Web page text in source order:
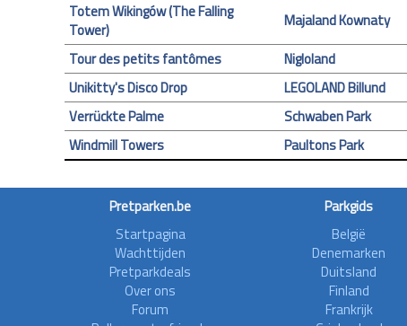
Totem Wikingów (The Falling
Tower)
Majaland Kownaty
Tour des petits fantômes
Nigloland
Unikitty's Disco Drop
LEGOLAND Billund
Verrückte Palme
Schwaben Park
Windmill Towers
Paultons Park
Pretparken.be
Startpagina
Wachttijden
Pretparkdeals
Over ons
Forum
Parkgids
België
Denemarken
Duitsland
Finland
Frankrijk